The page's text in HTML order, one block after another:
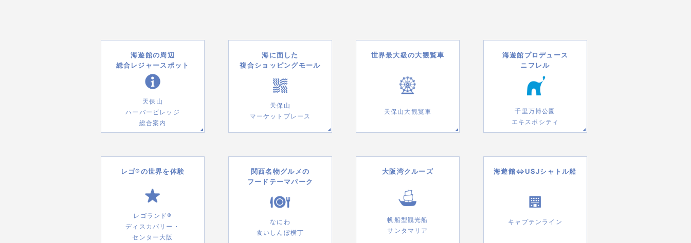
海遊館の周辺
総合レジャースポット
天保山
ハーバービレッジ
総合案内
海に面した
複合ショッピングモール
天保山
マーケットプレース
世界最大級の大観覧車
天保山大観覧車
海遊館プロデュース
ニフレル
千里万博公園
エキスポシティ
レゴ®の世界を体験
レゴランド®
ディスカバリー・
センター大阪
関西名物グルメの
フードテーマパーク
なにわ
食いしんぼ横丁
大阪湾クルーズ
帆船型観光船
サンタマリア
海遊館⇔USJシャトル船
キャプテンライン